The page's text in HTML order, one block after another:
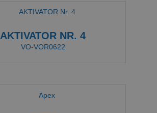
AKTIVATOR NR. 4
VO-VOR0622